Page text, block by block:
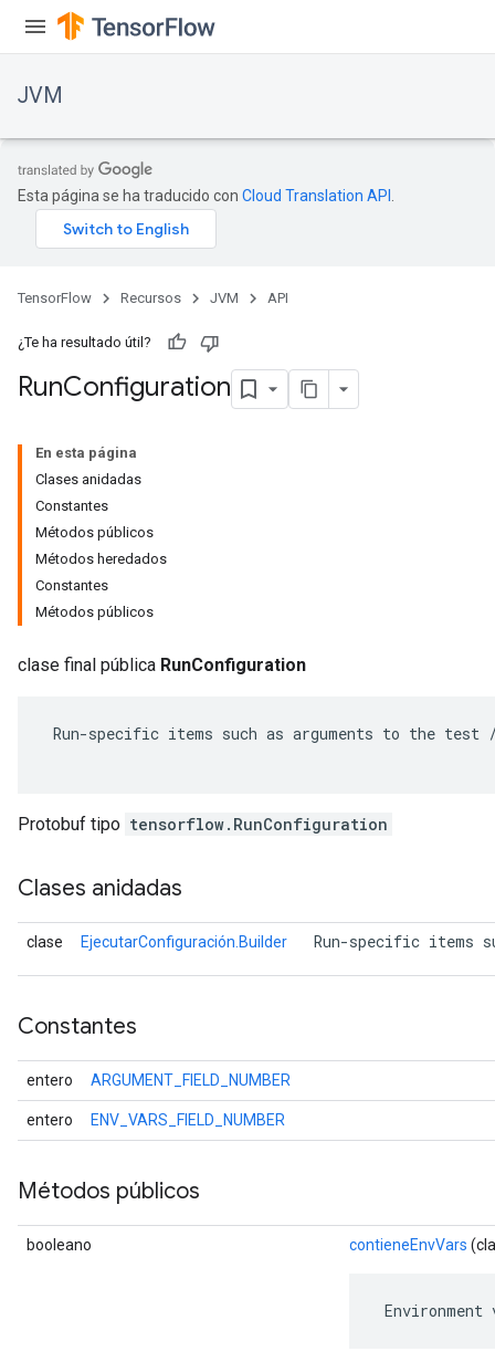
JVM
Esta página se ha traducido con Cloud Translation API
TensorFlow Recursos JVM API
¿Te ha resultado útil?
RunConfiguration
En esta página
Clases anidadas
Constantes
Métodos públicos
Métodos heredados
Constantes
Métodos públicos
clase final pública RunConfiguration
Run-specific items such as arguments to the test /
Protobuf tipo tensorflow.RunConfiguration
Clases anidadas
clase EjecutarConfiguración.Builder Run-specific items
Constantes
entero ARGUMENT_FIELD_NUMBER
entero ENV_VARS_FIELD_NUMBER
Métodos públicos
booleano contieneEnvVars